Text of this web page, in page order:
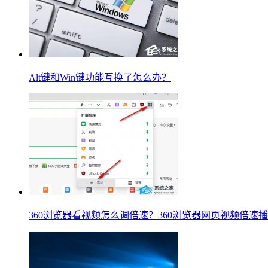
Alt键和Win键功能互换了怎么办？
360浏览器看视频怎么调倍速？360浏览器网页视频倍速